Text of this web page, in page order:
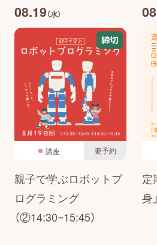
08.19（水）
締切
講座 要予約
親子で学ぶロボットプ
ログラミング
（②14:30~15:45）
定
身」